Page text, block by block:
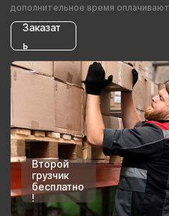
дополнительное время
Заказат
ь
Второй
грузчик
бесплатно
!